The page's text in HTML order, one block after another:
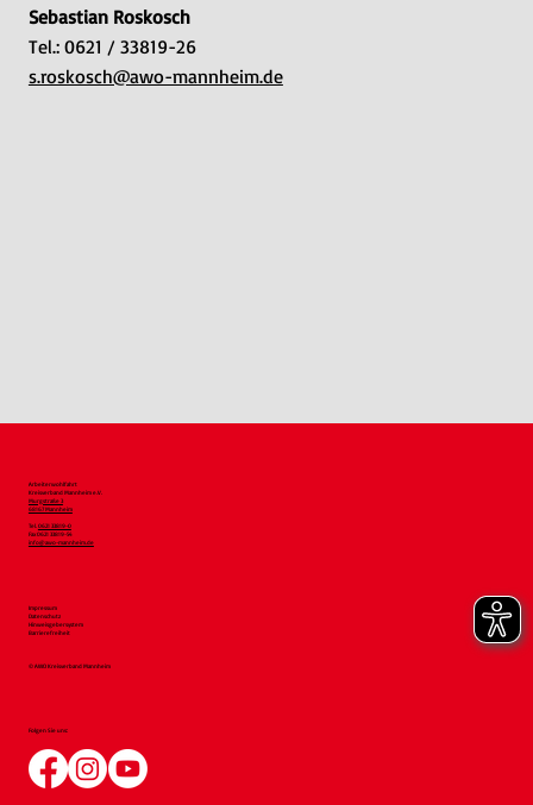
Sebastian Roskosch
Tel.: 0621 / 33819-26
s.roskosch@awo-mannheim.de​
Arbeiterwohlfahrt
Kreisverband Mannheim e.V.
Murgstraße 3
68167 Mannheim
Tel. 0621 33819-0
Fax 0621 33819-54
info@awo-mannheim.de
Impressum
Datenschutz
Hinweisgebersystem
Barrierefreiheit
© AWO Kreisverband Mannheim
Folgen Sie uns: